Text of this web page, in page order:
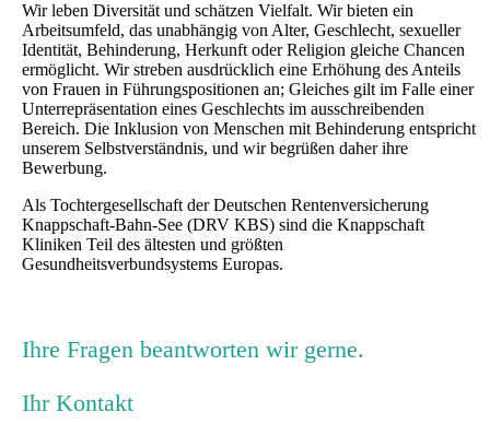
Wir leben Diversität und schätzen Vielfalt. Wir bieten ein
Arbeitsumfeld, das unabhängig von Alter, Geschlecht, sexueller
Identität, Behinderung, Herkunft oder Religion gleiche Chancen
ermöglicht. Wir streben ausdrücklich eine Erhöhung des Anteils
von Frauen in Führungspositionen an; Gleiches gilt im Falle einer
Unterrepräsentation eines Geschlechts im ausschreibenden
Bereich. Die Inklusion von Menschen mit Behinderung entspricht
unserem Selbstverständnis, und wir begrüßen daher ihre
Bewerbung.
Als Tochtergesellschaft der Deutschen Rentenversicherung
Knappschaft-Bahn-See (DRV KBS) sind die Knappschaft
Kliniken Teil des ältesten und größten
Gesundheitsverbundsystems Europas.
Ihre Fragen beantworten wir gerne.
Ihr Kontakt